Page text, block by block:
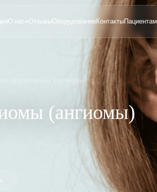
О нас ОтзывыОборудованиеКонтактыПациентам
гемангиомы (ангиомы)
(ангиомы)